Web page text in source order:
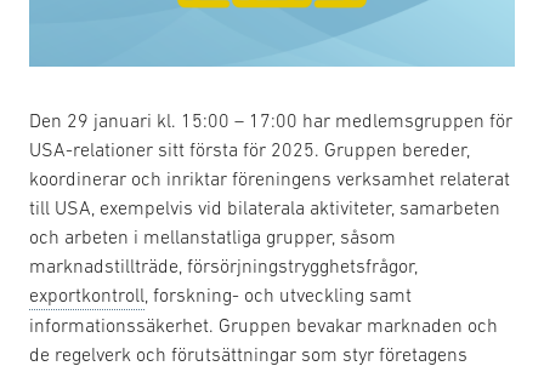
Den 29 januari kl. 15:00 – 17:00 har medlemsgruppen för
USA-relationer sitt första för 2025. Gruppen bereder,
koordinerar och inriktar föreningens verksamhet relaterat
till USA, exempelvis vid bilaterala aktiviteter, samarbeten
och arbeten i mellanstatliga grupper, såsom
marknadstillträde, försörjningstrygghetsfrågor,
exportkontroll , forskning- och utveckling samt
informationssäkerhet. Gruppen bevakar marknaden och
de regelverk och förutsättningar som styr företagens